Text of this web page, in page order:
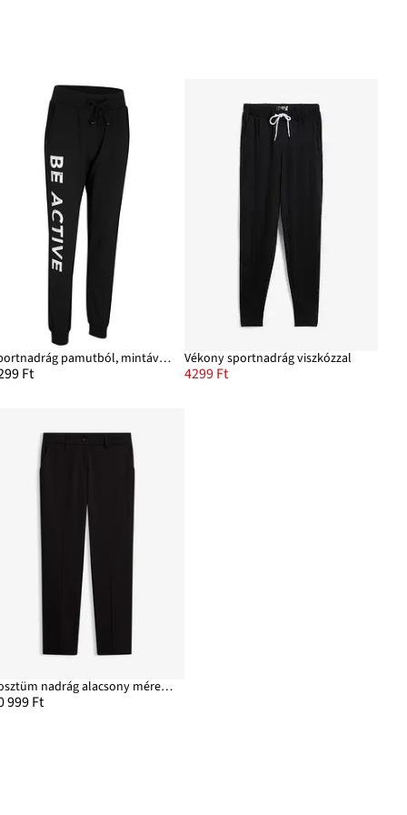
Sportnadrág pamutból, mintával, Losse Fit
Ft
Vékony sportnadrág viszkózzal
4299 Ft
Kosztüm nadrág alacsony méretekben
999 Ft